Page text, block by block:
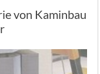
von Kaminbau